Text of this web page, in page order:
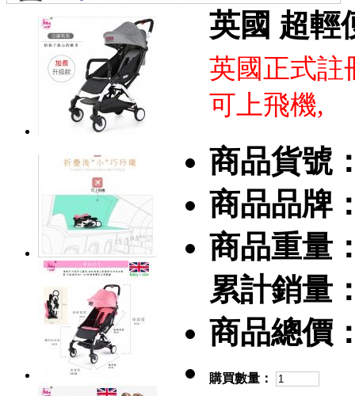
英國 超輕
英國正式註
可上飛機,
商品貨號
商品品牌
商品重量
累計銷量
商品總價
購買數量：